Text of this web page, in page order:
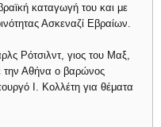
καταγωγή του και με
Ασκεναζί Εβραίων.
Ρότσιλντ, γιος του Μαξ,
την Αθήνα ο βαρώνος
Ι. Κολλέτη για θέματα